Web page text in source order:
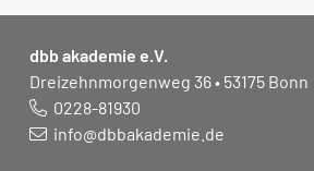
dbb akademie e.V.
Dreizehnmorgenweg 36 • 53175 Bonn
0228-81930
info@dbbakademie.de